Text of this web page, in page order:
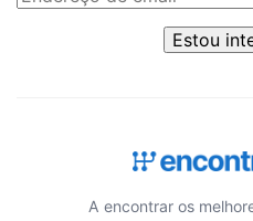
Estou
A encontrar os